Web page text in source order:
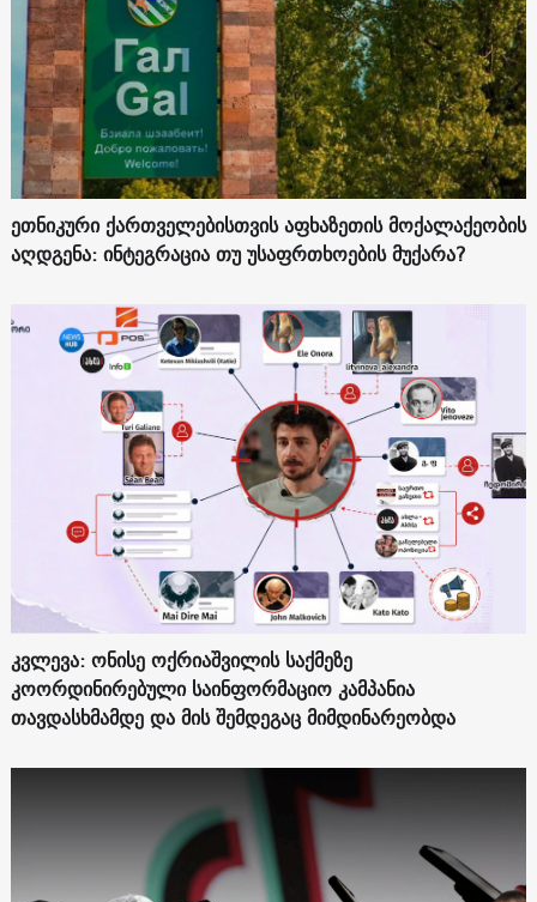
ეთნიკური ქართველებისთვის აფხაზეთის მოქალაქეობის
აღდგენა: ინტეგრაცია თუ უსაფრთხოების მუქარა?
კვლევა: ონისე ოქრიაშვილის საქმეზე
კოორდინირებული საინფორმაციო კამპანია
თავდასხმამდე და მის შემდეგაც მიმდინარეობდა